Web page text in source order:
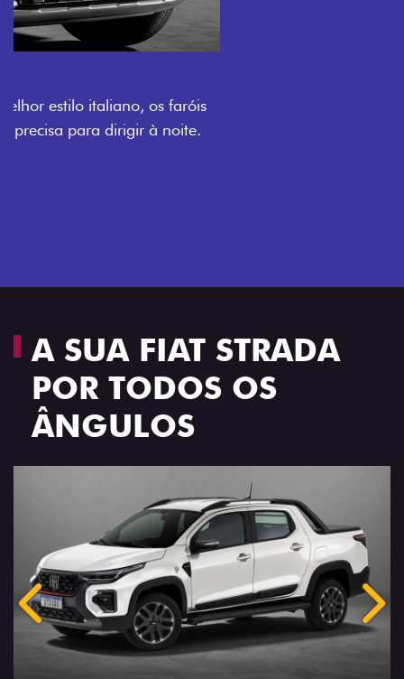
PORTAS
Todo mundo pode viajar confortável na Fiat Strada,
A SUA FIAT STRADA
POR TODOS OS
ÂNGULOS
Anterior